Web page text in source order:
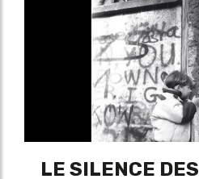
LE SILENCE DES